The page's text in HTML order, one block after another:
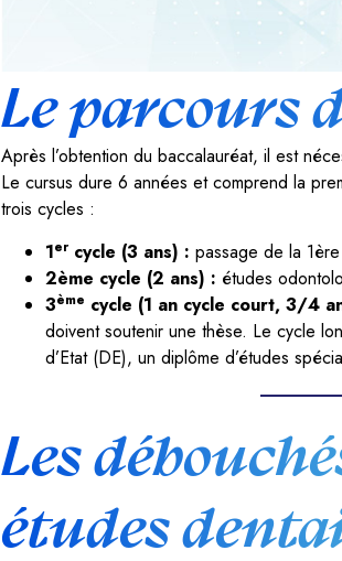
Le parcours
Après l’obtention du baccalauréat, il est
Le cursus dure 6 années et comprend la
trois cycles :
1ercycle (3 ans) : passage de la
2ème cycle (2 ans) : études
3ème cycle (1 an cycle court, 3/4
doivent soutenir une thèse. Le cycle
d’Etat (DE), un diplôme d’études
Les
études